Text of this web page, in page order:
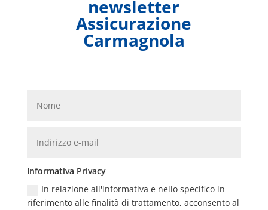
newsletter
Assicurazione
Carmagnola
Informativa Privacy
In relazione all'informativa e nello specifico in
riferimento alle finalità di trattamento, acconsento al